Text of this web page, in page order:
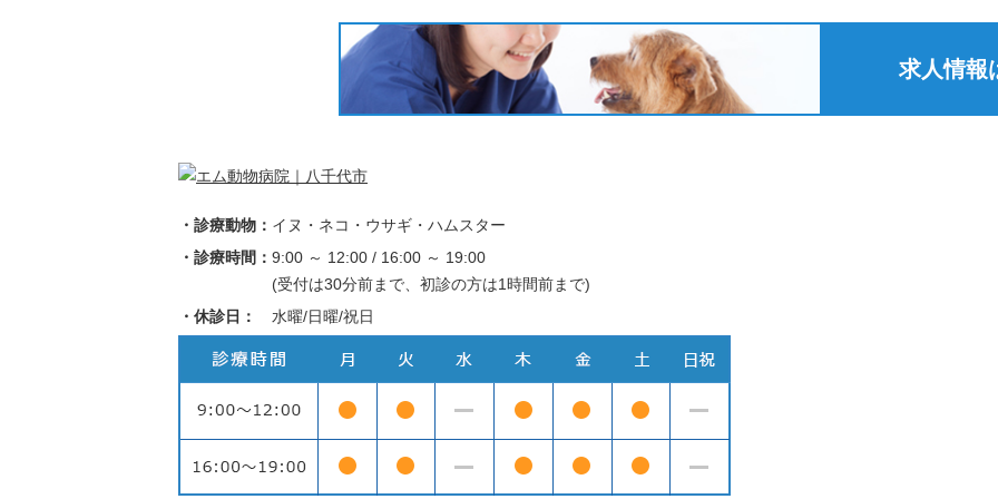
求人情報
・診療動物： イヌ・ネコ・ウサギ・ハムスター
・診療時間： 9:00 ～ 12:00 / 16:00 ～ 19:00
(受付は30分前まで、初診の方は1時間前まで)
・休診日：
水曜/日曜/祝日